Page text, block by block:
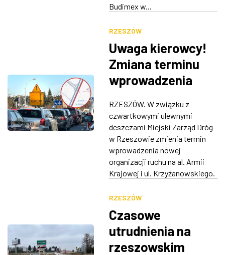
Budimex w...
RZESZÓW
Uwaga kierowcy!
Zmiana terminu
wprowadzenia
ruchu na ul.
Krzyżanowskiego i
al. Armii Krajowej
RZESZÓW. W związku z
czwartkowymi ulewnymi
deszczami Miejski Zarząd Dróg
w Rzeszowie zmienia termin
wprowadzenia nowej
organizacji ruchu na al. Armii
Krajowej i ul. Krzyżanowskiego.
RZESZÓW
Czasowe
utrudnienia na
rzeszowskim